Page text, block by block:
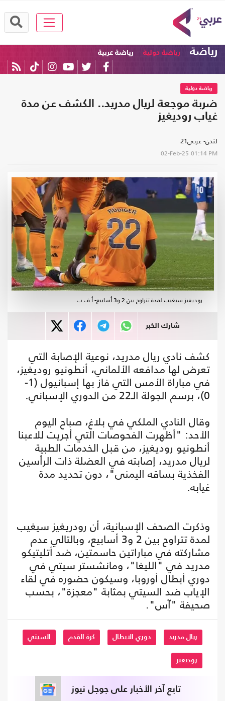
رياضة رياضة دولية رياضة عربية
رياضة دولية
ضربة موجعة لريال مدريد.. الكشف عن مدة
غياب روديغيز
لندن- عربي21
02-Feb-25 01:14 PM
روديغيز سيغيب لمدة تتراوح بين 2 و3 أسابيع- أ ف ب
شارك الخبر
كشف نادي ريال مدريد، نوعية الإصابة التي
تعرض لها مدافعه الألماني، أنطونيو روديغيز،
في مباراة الأمس التي فاز بها إسبانيول (1-
0)، برسم الجولة الـ22 من الدوري الإسباني.
وقال النادي الملكي في بلاغ، صباح اليوم
الأحد: "أظهرت الفحوصات التي أجريت للاعبنا
أنطونيو روديغيز، من قبل الخدمات الطبية
لريال مدريد، إصابته في العضلة ذات الرأسين
الفخذية بساقه اليمنى"، دون تحديد مدة
غيابه.
وذكرت الصحف الإسبانية، أن رودريغيز سيغيب
لمدة تتراوح بين 2 و3 أسابيع، وبالتالي عدم
مشاركته في مباراتين حاسمتين، ضد أتليتيكو
مدريد في "الليغا"، ومانشستر سيتي في
دوري أبطال أوروبا، وسيكون حضوره في لقاء
الإياب ضد السيتي بمثابة "معجزة"، بحسب
صحيفة "آس".
ريال مدريد دوري الابطال كرة القدم السيتي
روديغير
تابع آخر الأخبار على جوجل نيوز